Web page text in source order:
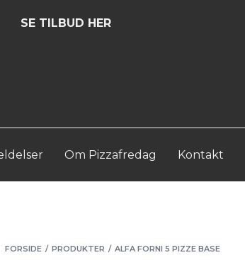
SE TILBUD HER
Om Pizzafredag Kontakt
FORSIDE / PRODUKTER / ALFA FORNI 5 PIZZE BASE